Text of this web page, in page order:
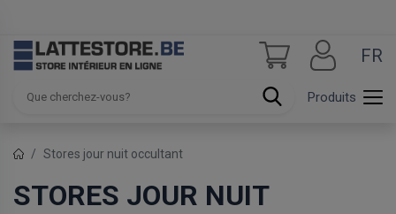
Produits
FR
Stores jour nuit occultant
STORES JOUR NUIT